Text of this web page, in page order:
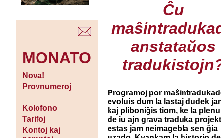
MONATO
Nova!
Provnumeroj
Kolofono
Tarifoj
Kontoj kaj
Ĉu
anstataŭos
Programoj por
evoluis dum la lastaj dudek
kaj pliboniĝis tiom, ke la
de iu ajn grava traduka
estas jam neimagebla sen ĝia